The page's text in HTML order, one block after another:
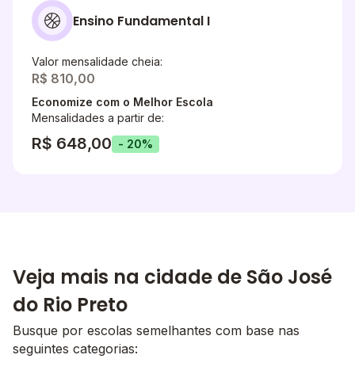
Ensino Fundamental I
Valor mensalidade cheia:
R$ 810,00
Economize com o Melhor Escola
Mensalidades a partir de:
R$ 648,00 - 20%
Veja mais na cidade de São José
do Rio Preto
Busque por escolas semelhantes com base nas
seguintes categorias: